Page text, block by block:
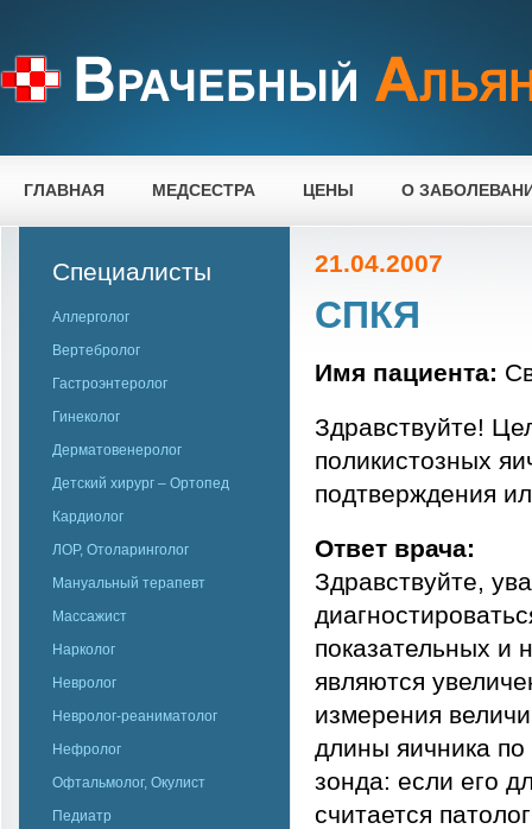
ГЛАВНАЯ МЕДСЕСТРА ЦЕНЫ О
Специалисты
Аллерголог
Вертебролог
Гастроэнтеролог
Гинеколог
Дерматовенеролог
Детский хирург – Ортопед
Кардиолог
ЛОР, Отоларинголог
Мануальный терапевт
Массажист
Нарколог
Невролог
Невролог-реаниматолог
Нефролог
Офтальмолог, Окулист
Педиатр
21.04.2007
СПКЯ
Имя пациента:
Здравствуйте!
поликистозных
подтверждения
Ответ врача:
Здравствуйте,
показательных и
являются
измерения
длины яичника
зонда: если его
считается